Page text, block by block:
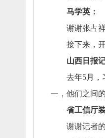
马学英：
谢谢张占祥
接下来，
山西日报
去年5月，
一， 他们之间
省工信厅
谢谢记者的